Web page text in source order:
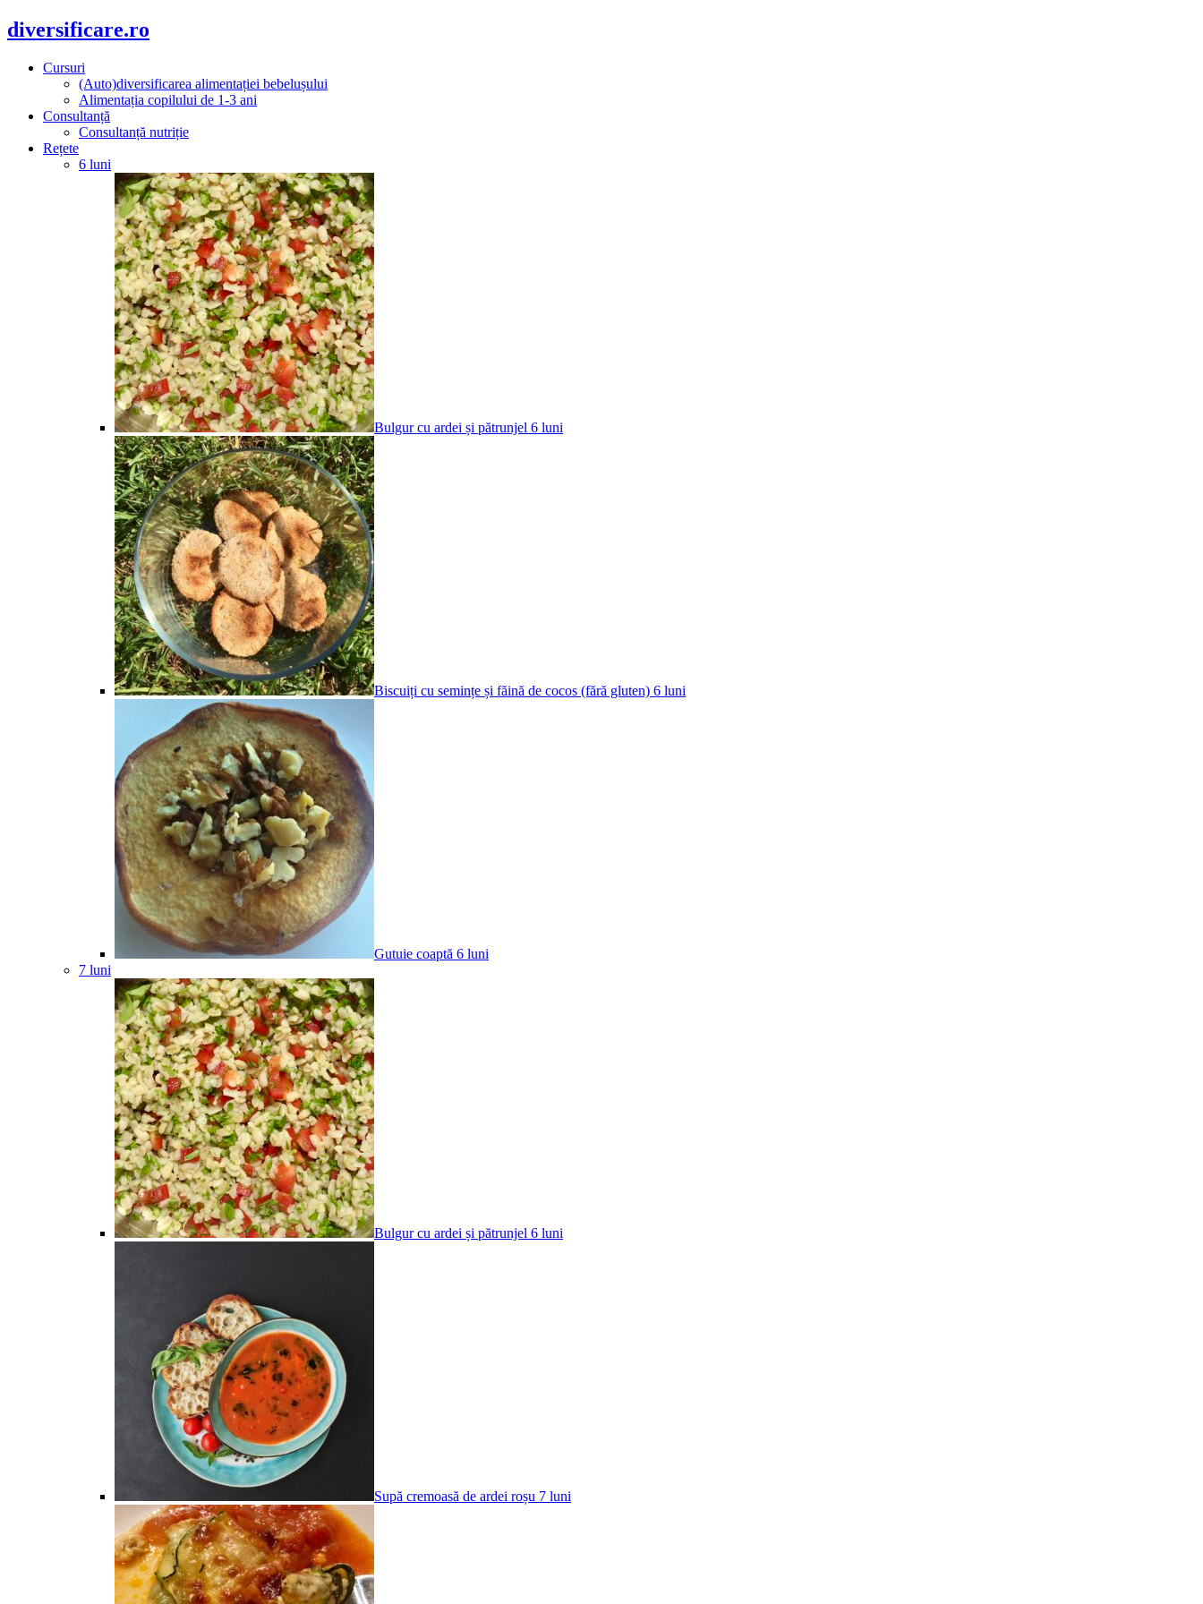
diversificare.ro
Cursuri
(Auto)diversificarea alimentației bebelușului
Alimentația copilului de 1-3 ani
Consultanță
Consultanță nutriție
Rețete
6 luni
Bulgur cu ardei și pătrunjel 6 luni
Biscuiți cu semințe și făină de cocos (fără gluten) 6 luni
Gutuie coaptă 6 luni
7 luni
Bulgur cu ardei și pătrunjel 6 luni
Supă cremoasă de ardei roșu 7 luni